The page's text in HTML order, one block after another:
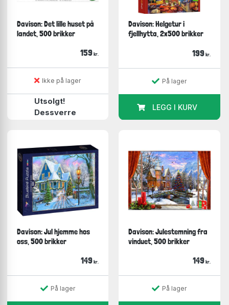
Davison: Det lille huset på
landet, 500 brikker
159 kr.
Ikke på lager
Utsolgt!
Dessverre
Davison: Helgetur i
fjellhytta, 2x500 brikker
199 kr.
På lager
LEGG I KURV
Davison: Jul hjemme hos
oss, 500 brikker
149 kr.
På lager
Davison: Julestemning fra
vinduet, 500 brikker
149 kr.
På lager